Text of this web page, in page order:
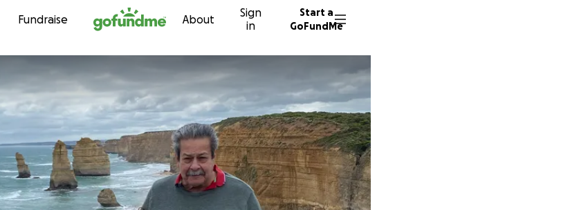
Skip to content
Fundraise About
Sign
in
Start a
GoFundMe